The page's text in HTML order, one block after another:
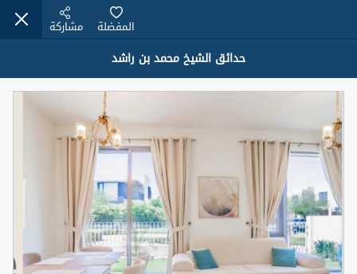
Modern Renovated Unit Near Marina Metro Station
شقة
للإيجار 95,000 درهم
حمام
1
المنطقة (متر
مربع)
70.03
حدائق الشيخ محمد بن راشد
المفضلة مشاركة